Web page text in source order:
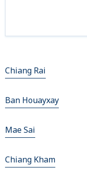
Chiang Rai
Ban Houayxay
Mae Sai
Chiang Kham